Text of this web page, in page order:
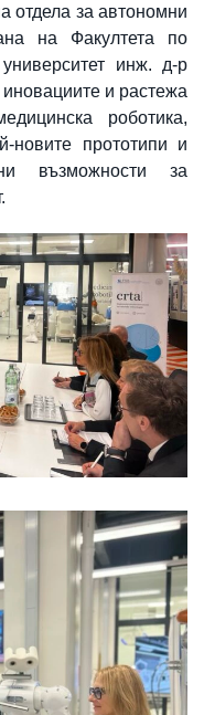
отдела за автономни
на Факултета по
инж. д-р
и растежа
роботика,
новите прототипи и
възможности за